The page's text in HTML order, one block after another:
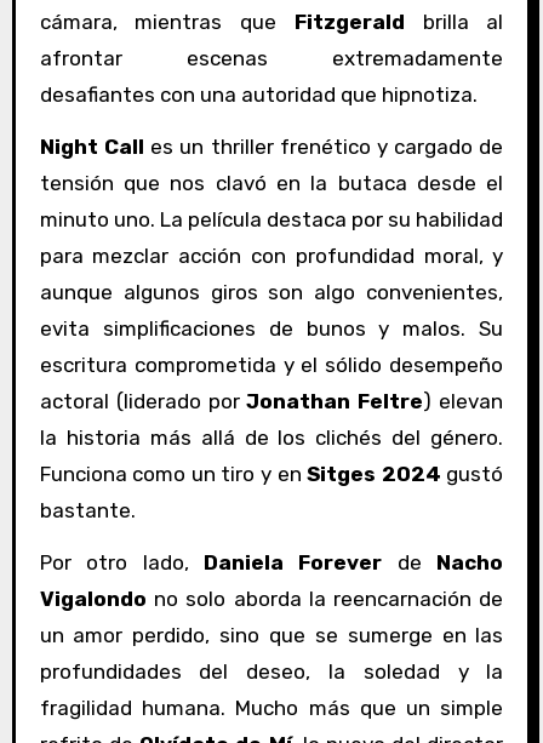
cámara, mientras que Fitzgerald brilla al
afrontar escenas extremadamente
desafiantes con una autoridad que hipnotiza.
Night Call es un thriller frenético y cargado de
tensión que nos clavó en la butaca desde el
minuto uno. La película destaca por su habilidad
para mezclar acción con profundidad moral, y
aunque algunos giros son algo convenientes,
evita simplificaciones de bunos y malos. Su
escritura comprometida y el sólido desempeño
actoral (liderado porJonathan Feltre) elevan
la historia más allá de los clichés del género.
Funciona como un tiro y enSitges 2024 gustó
bastante.
Por otro lado, Daniela Forever de Nacho
Vigalondo no solo aborda la reencarnación de
un amor perdido, sino que se sumerge en las
profundidades del deseo, la soledad y la
fragilidad humana. Mucho más que un simple